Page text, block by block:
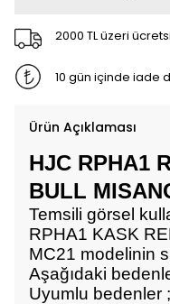
2000 TL üzeri
10 gün içinde iade
Ürün Açıklaması
HJC RPHA1
BULL
Temsili görsel
RPHA1 KASK
MC21 modelinin
Aşağıdaki
Uyumlu bedenler